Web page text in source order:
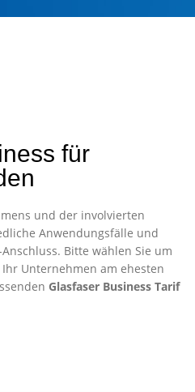
für
und der involvierten
Anwendungsfälle und
Bitte wählen Sie um
Unternehmen am ehesten
Glasfaser Business Tarif